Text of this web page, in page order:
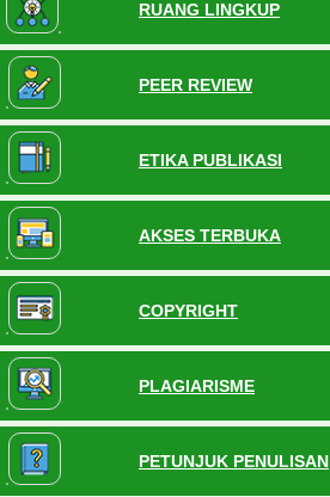
RUANG LINGKUP
PEER REVIEW
ETIKA PUBLIKASI
AKSES TERBUKA
COPYRIGHT
PLAGIARISME
PETUNJUK PENULISAN